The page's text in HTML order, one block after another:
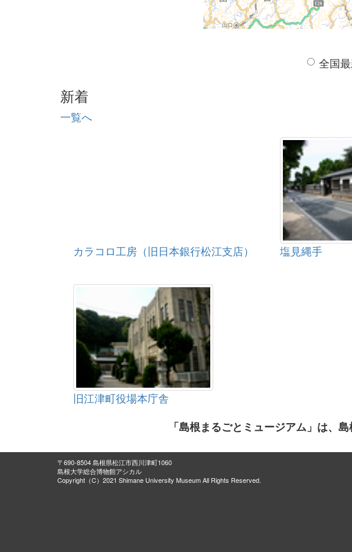
全国
新着
一覧へ
カラコロ工房（旧日本銀行松江支店） 塩見縄手
旧江津町役場本庁舎
「島根まるごとミュージアム」は、
〒690-8504 島根県松江市西川津町1060
島根大学総合博物館アシカル
Copyright（C）2021 Shimane University Museum All Rights Reserved.